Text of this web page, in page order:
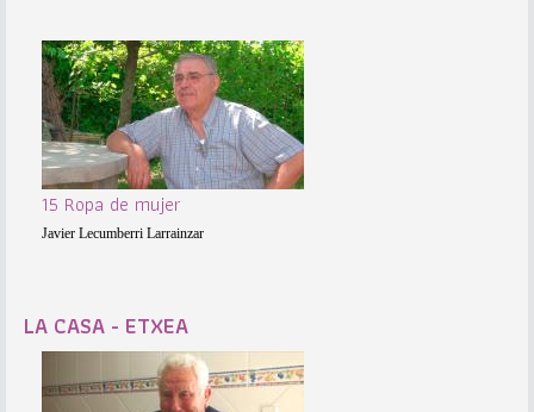
15 Ropa de mujer
Javier Lecumberri Larrainzar
LA CASA - ETXEA